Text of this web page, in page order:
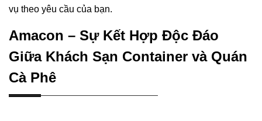
vụ theo yêu cầu của bạn.
Amacon – Sự Kết Hợp Độc Đáo
Giữa Khách Sạn Container và Quán
Cà Phê